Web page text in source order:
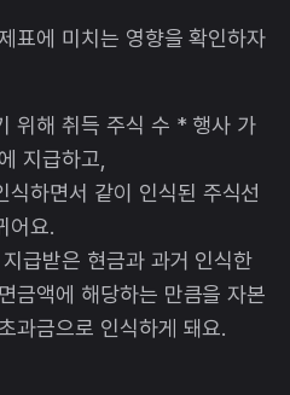
표에 미치는 영향을 확인하자
위해 취득 주식 수 * 행사 가
지급하고,
식하면서 같이 인식된 주식선
어요.
급받은 현금과 과거 인식한
금액에 해당하는 만큼을 자본
과금으로 인식하게 돼요.